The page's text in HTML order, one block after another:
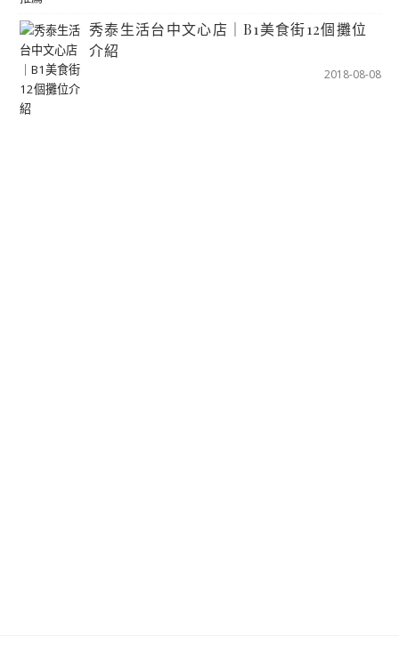
秀泰生活台中文心店｜B1美食街12個攤位
介紹
2018-08-08